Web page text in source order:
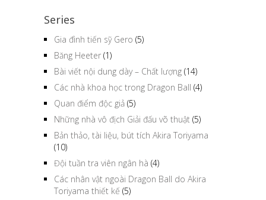
Series
Gia đình tiến sỹ Gero (5)
Băng Heeter (1)
Bài viết nội dung dày – Chất lượng (14)
Các nhà khoa học trong Dragon Ball (4)
Quan điểm độc giả (5)
Những nhà vô địch Giải đấu võ thuật (5)
Bản thảo, tài liệu, bút tích Akira Toriyama
(10)
Đội tuần tra viên ngân hà (4)
Các nhân vật ngoài Dragon Ball do Akira
Toriyama thiết kế (5)